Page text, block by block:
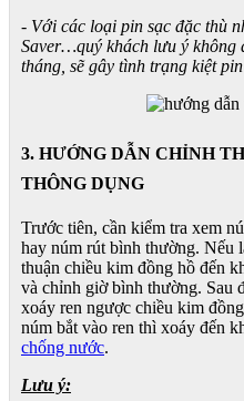
- Với các loại pin sạc đặc thù
Saver…quý khách lưu ý không
tháng, sẽ gây tình trạng kiệt
3. HƯỚNG DẪN CHỈNH
THÔNG DỤNG
Trước tiên, cần kiểm tra xem
hay núm rút bình thường. Nếu
thuận chiều kim đồng hồ đến
và chỉnh giờ bình thường. Sau
xoáy ren ngược chiều kim
núm bắt vào ren thì xoáy đến
chống nước.
Lưu ý: